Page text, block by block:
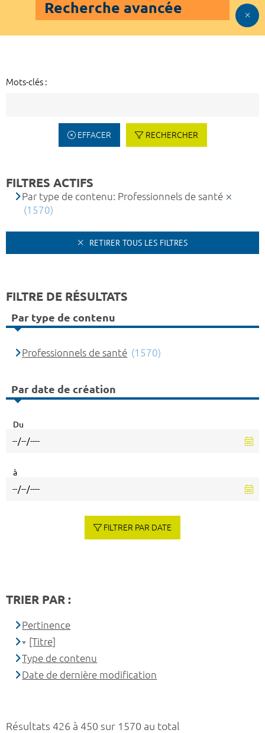
Recherche avancée
Mots-clés :
EFFACER RECHERCHER
Résultats 426 à 450 sur 1570 au total
FILTRES ACTIFS
Par type de contenu: Professionnels de santé
(1570)
RETIRER TOUS LES FILTRES
FILTRE DE RÉSULTATS
Par type de contenu
Professionnels de santé (1570)
Par date de création
Du
à
FILTRER PAR DATE
TRIER PAR :
Pertinence
[Titre]
Type de contenu
Date de dernière modification